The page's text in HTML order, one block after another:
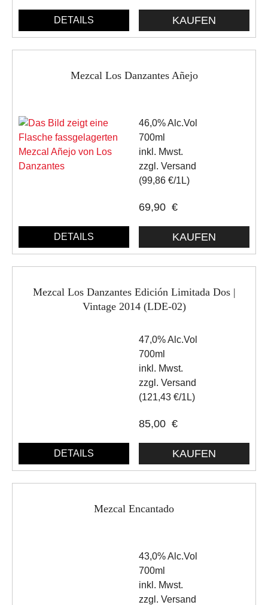
DETAILS
Mezcal Los Danzantes Añejo
46,0% Alc.Vol
700ml
inkl. Mwst.
zzgl. Versand
(99,86 €/1L)
69,90 €
DETAILS
Mezcal Los Danzantes Edición Limitada Dos |
Vintage 2014 (LDE-02)
47,0% Alc.Vol
700ml
inkl. Mwst.
zzgl. Versand
(121,43 €/1L)
85,00 €
DETAILS
Mezcal Encantado
43,0% Alc.Vol
700ml
inkl. Mwst.
zzgl. Versand